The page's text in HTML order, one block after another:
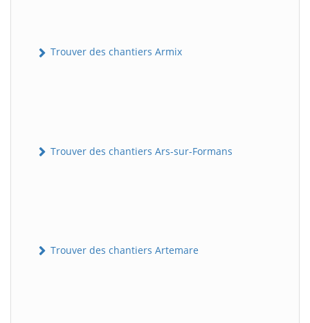
Trouver des chantiers Armix
Trouver des chantiers Ars-sur-Formans
Trouver des chantiers Artemare